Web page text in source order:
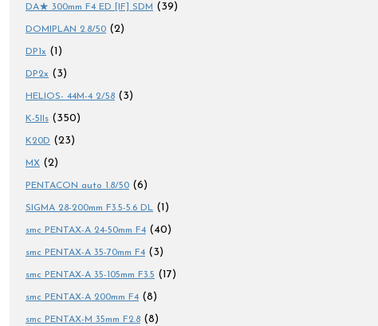
DA★ 300mm F4 ED [IF] SDM (39)
DOMIPLAN 2.8/50 (2)
DP1x (1)
DP2x (3)
HELIOS- 44M-4 2/58 (3)
K-5IIs (350)
K20D (23)
MX (2)
PENTACON auto 1.8/50 (6)
SIGMA 28-200mm F3.5-5.6 DL (1)
smc PENTAX-A 24-50mm F4 (40)
smc PENTAX-A 35-70mm F4 (3)
smc PENTAX-A 35-105mm F3.5 (17)
smc PENTAX-A 200mm F4 (8)
smc PENTAX-M 35mm F2.8 (8)